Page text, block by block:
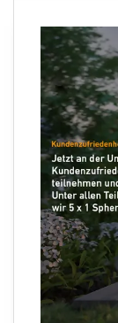
Smart
Die
Sensor in
wertvolle
sowie